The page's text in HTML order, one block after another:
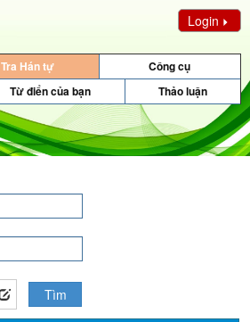
Login
Tra Hán tự
Công cụ
Từ điển của bạn Thảo luận
Tìm